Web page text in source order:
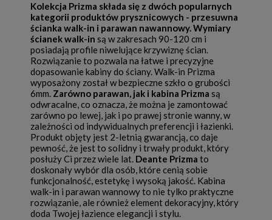
Kolekcja Prizma składa się z dwóch popularnych
kategorii produktów prysznicowych - przesuwna
ścianka walk-in i parawan nawannowy. Wymiary
ścianek walk-in są w zakresach 90-120 cm i
posiadają profile niwelujące krzywiznę ścian.
Rozwiązanie to pozwala na łatwe i precyzyjne
dopasowanie kabiny do ściany. Walk-in Prizma
wyposażony został w bezpieczne szkło o grubości
6mm. Zarówno parawan, jak i kabina Prizma są
odwracalne, co oznacza, że można je zamontować
zarówno po lewej, jak i po prawej stronie wanny, w
zależności od indywidualnych preferencji i łazienki.
Produkt objęty jest 2-letnią gwarancją, co daje
pewność, że jest to solidny i trwały produkt, który
posłuży Ci przez wiele lat. Deante Prizma to
doskonały wybór dla osób, które cenią sobie
funkcjonalność, estetykę i wysoką jakość. Kabina
walk-in i parawan wannowy to nie tylko praktyczne
rozwiązanie, ale również element dekoracyjny, który
doda Twojej łazience elegancji i stylu.